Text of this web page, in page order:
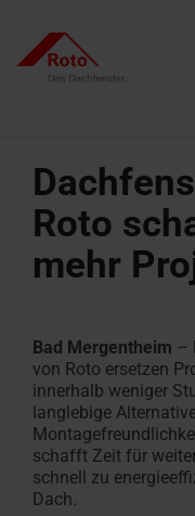
the
Wir begleiten Sie
Projekt realisieren
Lassen Sie sich inspirieren
Angebot
anfordern
Alle Dachfenster
Klapp-
Schwingfenster
Flachdachfenster
Dachfenster
finden
Alle Dachtreppen
Bodentreppen
Dachtreppen
mit
Feuerwiderstand
Dachtreppen
finden
Service
Ersatzteilservice
Kontakt
Kundendienst
beauftragen
Campus
Dachprofis
Campus Seminare
für Profis
Roto
mehr
Bad Mergentheim –
von Roto ersetzen
innerhalb weniger
langlebige
schafft Zeit für
schnell zu
Dach.